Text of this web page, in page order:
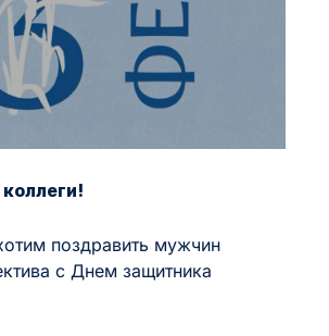
поздравить мужчин
с Днем защитника
интервал
Средний Большой